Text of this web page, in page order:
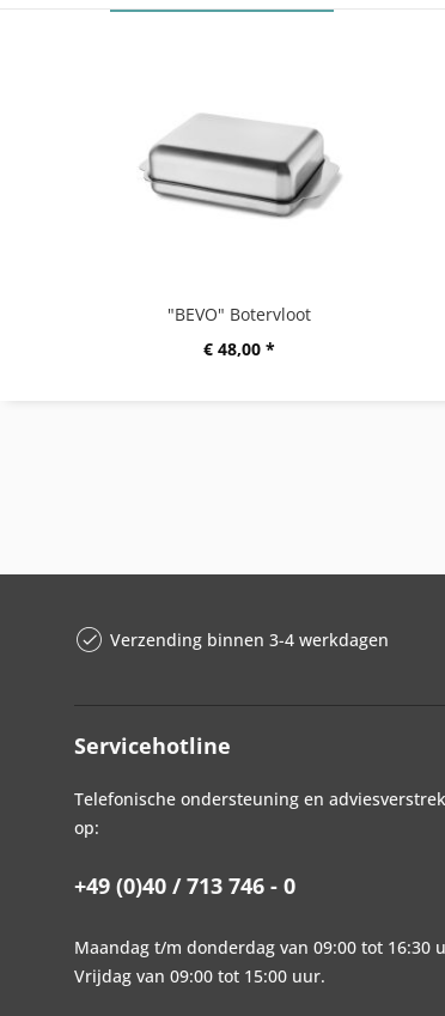
"BEVO" Botervloot
€ 48,00 *
Verzending binnen 3-4 werkdagen
Servicehotline
Telefonische ondersteuning en
op:
+49 (0)40 / 713 746 - 0
Maandag t/m donderdag van 09:00 tot 16:30
Vrijdag van 09:00 tot 15:00 uur.